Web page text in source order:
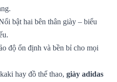
bật hai bên thân giày – biểu
độ ổn định và bền bỉ cho mọi
hay đồ thể thao, giày adidas